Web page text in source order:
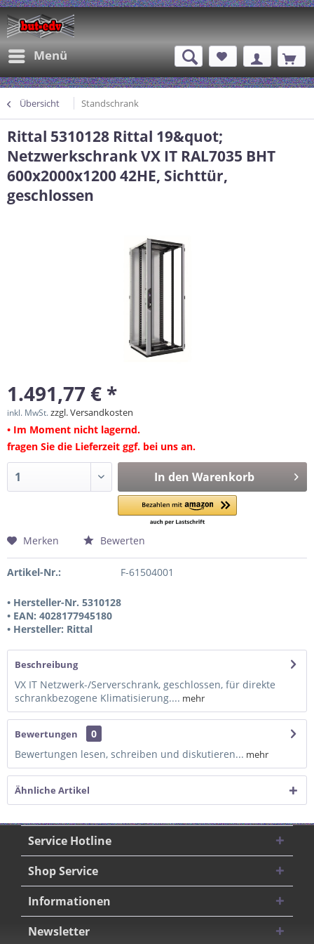
Menü
Übersicht Standschrank
Rittal 5310128 Rittal 19&quot;
Netzwerkschrank VX IT RAL7035 BHT
600x2000x1200 42HE, Sichttür,
geschlossen
1.491,77 € *
inkl. MwSt.zzgl. Versandkosten
• Im Moment nicht lagernd.
fragen Sie die Lieferzeit ggf. bei uns an.
In den Warenkorb
Merken Bewerten
Artikel-Nr.: F-61504001
• Hersteller-Nr. 5310128
• EAN: 4028177945180
• Hersteller: Rittal
Beschreibung
VX IT Netzwerk-/Serverschrank, geschlossen, für direkte
schrankbezogene Klimatisierung.... mehr
Bewertungen
0
Bewertungen lesen, schreiben und diskutieren... mehr
Ähnliche Artikel
Service Hotline
Shop Service
Informationen
Newsletter